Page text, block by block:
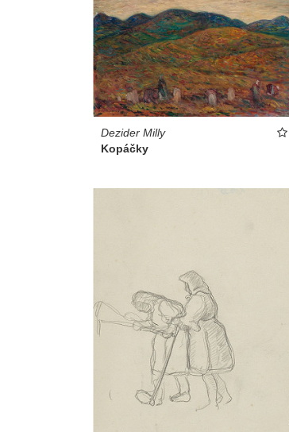
Dezider Milly
Kopáčky